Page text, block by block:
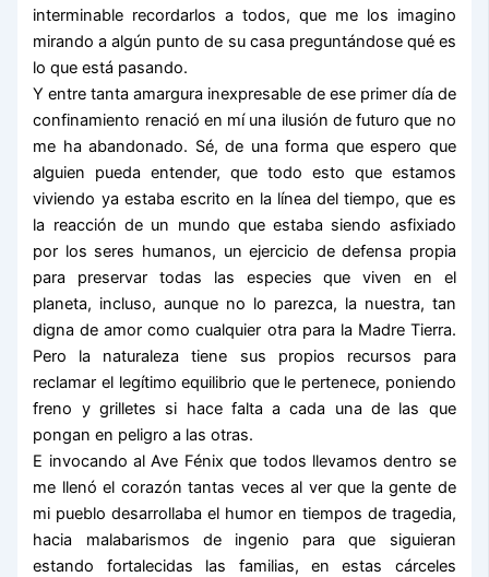
interminable recordarlos a todos, que me los imagino
mirando a algún punto de su casa preguntándose qué es
lo que está pasando.
Y entre tanta amargura inexpresable de ese primer día de
confinamiento renació en mí una ilusión de futuro que no
me ha abandonado. Sé, de una forma que espero que
alguien pueda entender, que todo esto que estamos
viviendo ya estaba escrito en la línea del tiempo, que es
la reacción de un mundo que estaba siendo asfixiado
por los seres humanos, un ejercicio de defensa propia
para preservar todas las especies que viven en el
planeta, incluso, aunque no lo parezca, la nuestra, tan
digna de amor como cualquier otra para la Madre Tierra.
Pero la naturaleza tiene sus propios recursos para
reclamar el legítimo equilibrio que le pertenece, poniendo
freno y grilletes si hace falta a cada una de las que
pongan en peligro a las otras.
E invocando al Ave Fénix que todos llevamos dentro se
me llenó el corazón tantas veces al ver que la gente de
mi pueblo desarrollaba el humor en tiempos de tragedia,
hacia malabarismos de ingenio para que siguieran
estando fortalecidas las familias, en estas cárceles